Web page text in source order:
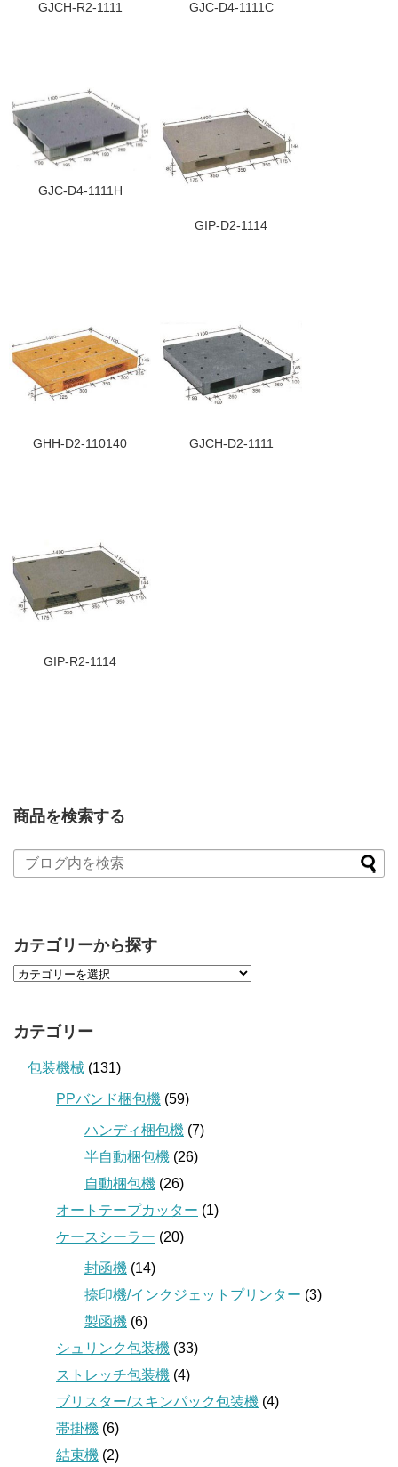
GJCH-R2-1111 GJC-D4-1111C
GJC-D4-1111H
GIP-D2-1114
GHH-D2-110140 GJCH-D2-1111
GIP-R2-1114
商品を検索する
カテゴリーから探す
カテゴリー
包装機械 (131)
PPバンド梱包機 (59)
ハンディ梱包機 (7)
半自動梱包機 (26)
自動梱包機 (26)
オートテープカッター (1)
ケースシーラー (20)
封函機 (14)
捺印機/インクジェットプリンター (3)
製函機 (6)
シュリンク包装機 (33)
ストレッチ包装機 (4)
ブリスター/スキンパック包装機 (4)
帯掛機 (6)
結束機 (2)